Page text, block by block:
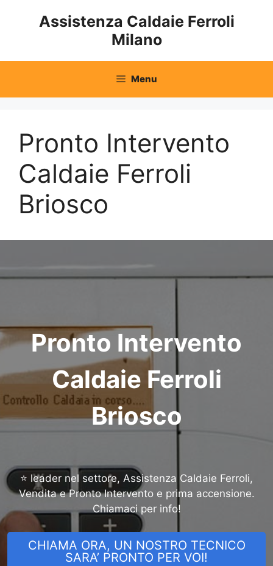
Assistenza Caldaie Ferroli
Milano
Menu
Pronto Intervento
Caldaie Ferroli
Briosco
Pronto Intervento
Caldaie Ferroli
Briosco
⭐ leader nel settore, Assistenza Caldaie Ferroli,
Vendita e Pronto Intervento e prima accensione.
Chiamaci per info!
CHIAMA ORA, UN NOSTRO TECNICO
SARA’ PRONTO PER VOI!